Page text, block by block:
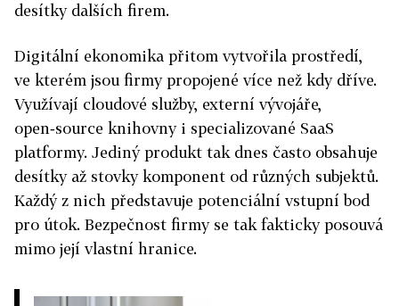
desítky dalších firem.
Digitální ekonomika přitom vytvořila prostředí,
ve kterém jsou firmy propojené více než kdy dříve.
Využívají cloudové služby, externí vývojáře,
open‑source knihovny i specializované SaaS
platformy. Jediný produkt tak dnes často obsahuje
desítky až stovky komponent od různých subjektů.
Každý z nich představuje potenciální vstupní bod
pro útok. Bezpečnost firmy se tak fakticky posouvá
mimo její vlastní hranice.